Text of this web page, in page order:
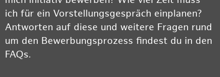
ich für ein Vorstellungsgespräch einplanen?
Antworten auf diese und weitere Fragen rund
um den Bewerbungsprozess findest du in den
FAQs.